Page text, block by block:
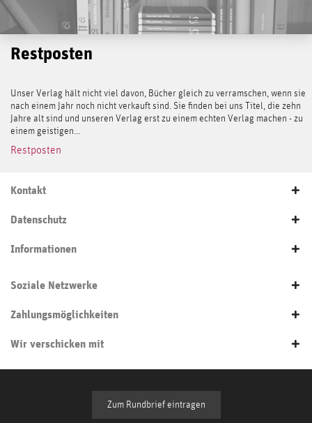
Restposten
Unser Verlag hält nicht viel davon, Bücher gleich zu verramschen, wenn sie
nach einem Jahr noch nicht verkauft sind. Sie finden bei uns Titel, die zehn
Jahre alt sind und unseren Verlag erst zu einem echten Verlag machen - zu
einem geistigen...
Restposten
Kontakt
Datenschutz
Informationen
Soziale Netzwerke
Zahlungsmöglichkeiten
Wir verschicken mit
Zum Rundbrief eintragen